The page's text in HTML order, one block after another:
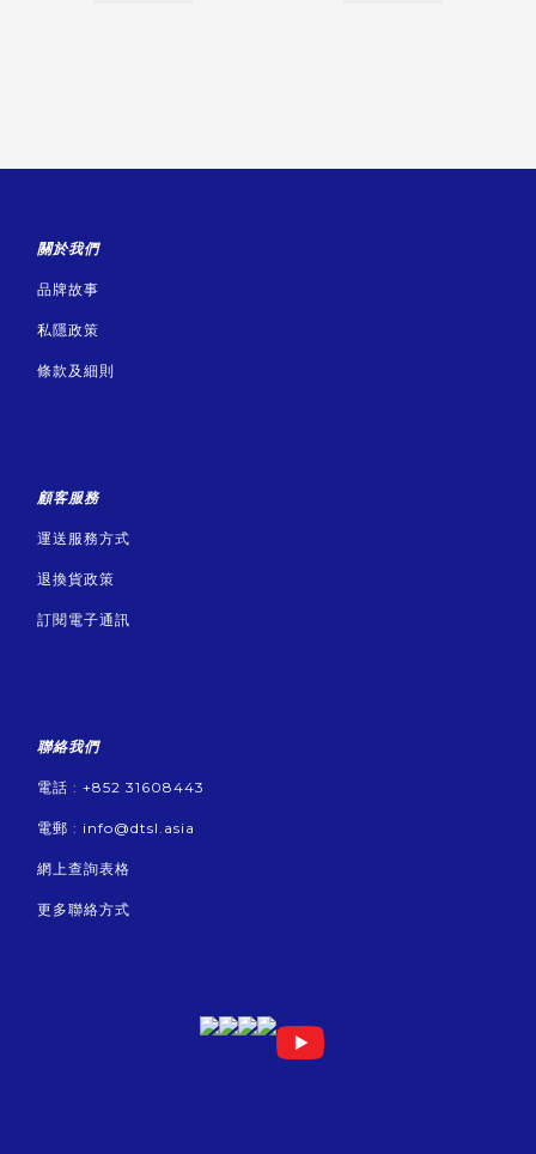
關於我們
品牌故事
私隱政策
條款及細則
顧客服務
運送服務方式
退換貨政策
訂閱電子通訊
聯絡我們
電話 : +852 31608443
電郵 : info@dtsl.asia
網上查詢表格
更多聯絡方式